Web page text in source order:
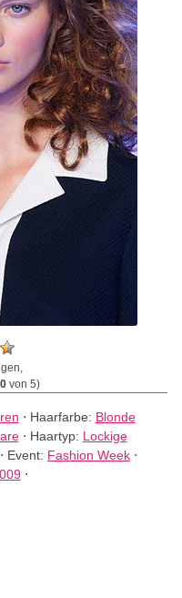
von 5)
⋅ Haarfarbe: Blonde
⋅ Haartyp: Lockige
⋅ Event: Fashion Week ⋅
⋅